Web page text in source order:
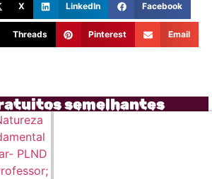
X LinkedIn Facebook
Threads Pinterest Email
semelhantes